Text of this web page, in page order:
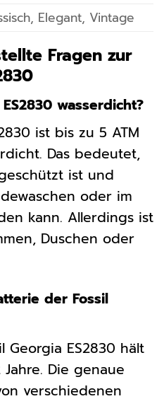
Elegant, Vintage
Fragen zur
wasserdicht?
ist bis zu 5 ATM
Das bedeutet,
ist und
oder im
kann. Allerdings ist
Duschen oder
der Fossil
Georgia ES2830 hält
Die genaue
verschiedenen